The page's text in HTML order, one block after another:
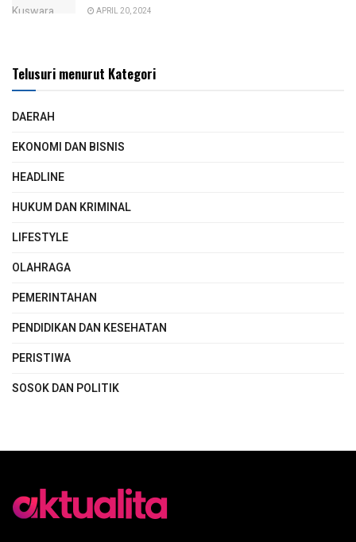
APRIL 20, 2024
Telusuri menurut Kategori
DAERAH
EKONOMI DAN BISNIS
HEADLINE
HUKUM DAN KRIMINAL
LIFESTYLE
OLAHRAGA
PEMERINTAHAN
PENDIDIKAN DAN KESEHATAN
PERISTIWA
SOSOK DAN POLITIK